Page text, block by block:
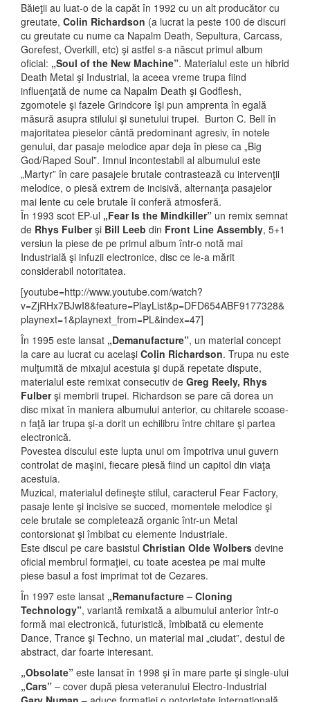
Băieţii au luat-o de la capăt în 1992 cu un alt producător cu
greutate, Colin Richardson (a lucrat la peste 100 de discuri
cu greutate cu nume ca Napalm Death, Sepultura, Carcass,
Gorefest, Overkill, etc) şi astfel s-a născut primul album
oficial: „Soul of the New Machine”. Materialul este un hibrid
Death Metal şi Industrial, la aceea vreme trupa fiind
influenţată de nume ca Napalm Death şi Godflesh,
zgomotele şi fazele Grindcore îşi pun amprenta în egală
măsură asupra stilului şi sunetului trupei. Burton C. Bell în
majoritatea pieselor cântă predominant agresiv, în notele
genului, dar pasaje melodice apar deja în piese ca „Big
God/Raped Soul”. Imnul incontestabil al albumului este
„Martyr” în care pasajele brutale contrastează cu intervenţii
melodice, o piesă extrem de incisivă, alternanţa pasajelor
mai lente cu cele brutale îi conferă atmosferă.
În 1993 scot EP-ul „Fear Is the Mindkiller” un remix semnat
de Rhys Fulberşi Bill Leeb din Front Line Assembly, 5+1
versiun la piese de pe primul album într-o notă mai
Industrială şi infuzii electronice, disc ce le-a mărit
considerabil notoritatea.
[youtube=http://www.youtube.com/watch?
v=ZjRHx7BJwI8&feature=PlayList&p=DFD654ABF9177328&
playnext=1&playnext_from=PL&index=47]
În 1995 este lansat „Demanufacture”, un material concept
la care au lucrat cu acelaşi Colin Richardson. Trupa nu este
mulţumită de mixajul acestuia şi după repetate dispute,
materialul este remixat consecutiv de Greg Reely, Rhys
Fulberşi membrii trupei. Richardson se pare că dorea un
disc mixat în maniera albumului anterior, cu chitarele scoase-
n faţă iar trupa şi-a dorit un echilibru între chitare şi partea
electronică.
Povestea discului este lupta unui om împotriva unui guvern
controlat de maşini, fiecare piesă fiind un capitol din viaţa
acestuia.
Muzical, materialul defineşte stilul, caracterul Fear Factory,
pasaje lente şi incisive se succed, momentele melodice şi
cele brutale se completează organic într-un Metal
contorsionat şi îmbibat cu elemente Industriale.
Este discul pe care basistul Christian Olde Wolbers devine
oficial membrul formaţiei, cu toate acestea pe mai multe
piese basul a fost imprimat tot de Cezares.
În 1997 este lansat „Remanufacture – Cloning
Technology”, variantă remixată a albumului anterior într-o
formă mai electronică, futuristică, îmbibată cu elemente
Dance, Trance şi Techno, un material mai „ciudat”, destul de
abstract, dar foarte interesant.
„Obsolate” este lansat în 1998 şi în mare parte şi single-ului
„Cars” – cover după piesa veteranului Electro-Industrial